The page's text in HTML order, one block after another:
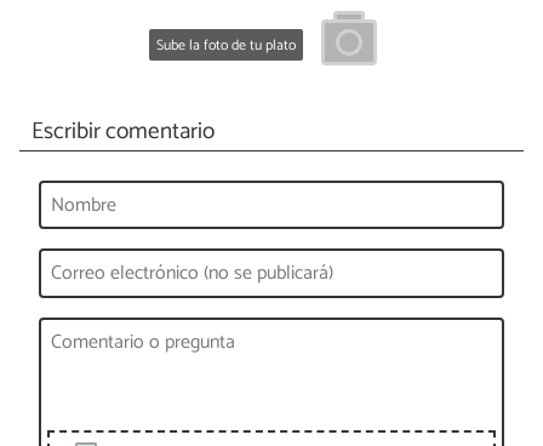
Sube la foto de tu plato
Escribir comentario